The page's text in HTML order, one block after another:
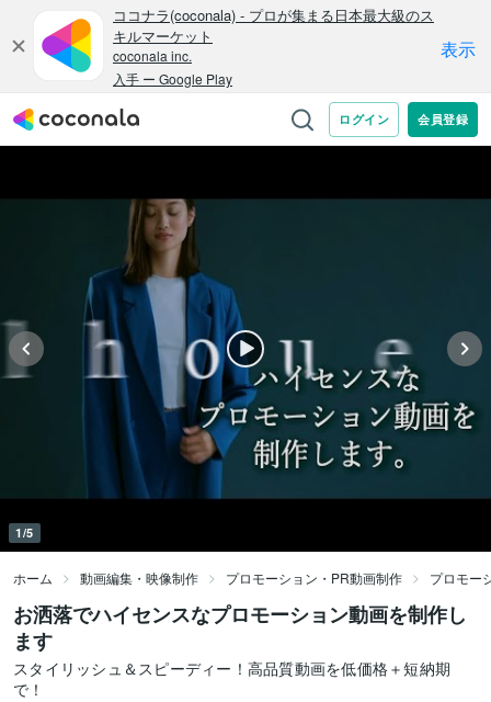
1/5
ホーム 動画編集・映像制作 プロモーション・PR動画制作 プロモー
お洒落でハイセンスなプロモーション動画を制作し
ます
スタイリッシュ＆スピーディー！高品質動画を低価格＋短納期
で！